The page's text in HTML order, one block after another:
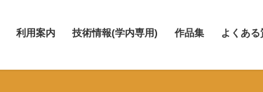
利用案内 技術情報(学内専用) 作品集 よくあ